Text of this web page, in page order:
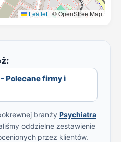
Leaflet |© OpenStreetMap
Polecane firmy i
branży Psychiatra
oddzielne zestawienie
przez klientów.